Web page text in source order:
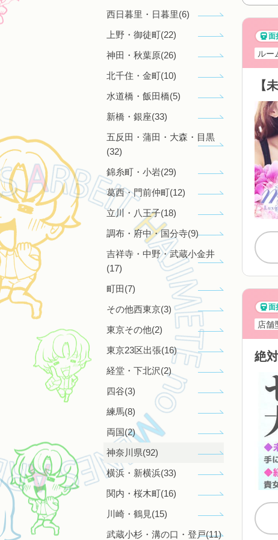
西日暮里・日暮里(6)
上野・御徒町(22)
神田・秋葉原(26)
北千住・金町(10)
水道橋・飯田橋(5)
新橋・銀座(33)
五反田・蒲田・大森・目黒
(32)
錦糸町・小岩(29)
葛西・門前仲町(12)
立川・八王子(18)
調布・府中・国分寺(9)
吉祥寺・中野・武蔵小金井
(17)
町田(7)
その他西東京(3)
東京その他(2)
東京23区出張(16)
経堂・下北沢(2)
四谷(3)
練馬(8)
両国(2)
神奈川県(92)
横浜・新横浜(33)
関内・桜木町(16)
川崎・鶴見(15)
武蔵小杉・溝の口・登戸(11)
ルー
店舗
絶